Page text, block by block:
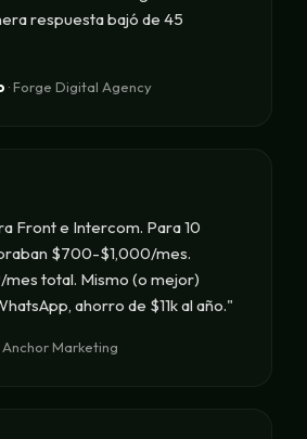
respuesta bajó de 45
· Forge Digital Agency
Front e Intercom. Para 10
$700-$1,000/mes.
mes total. Mismo (o mejor)
ahorro de $11k al año."
Anchor Marketing